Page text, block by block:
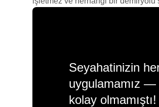
Seyahatinizin
uygulamamız
kolay olmamıştı!